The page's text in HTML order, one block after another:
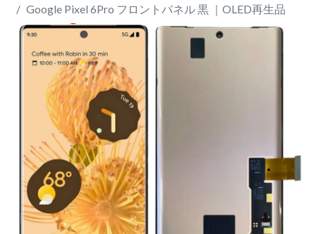
Google Pixel 6Pro フロントパネル 黒 ｜OLED再生品